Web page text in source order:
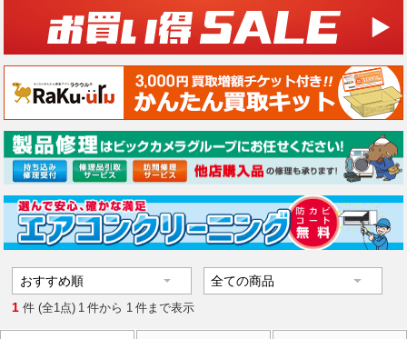
1 件 (全1点) 1 件から 1 件まで表示